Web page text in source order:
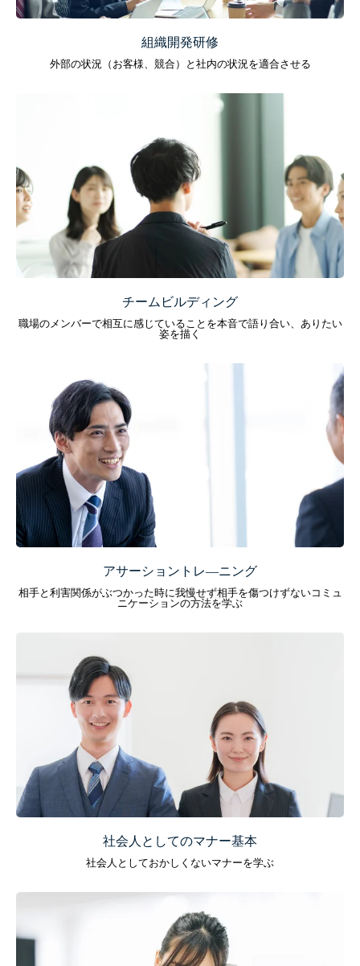
組織開発研修
外部の状況（お客様、競合）と社内の状況を適合させる
チームビルディング
職場のメンバーで相互に感じていることを本音で語り合い、ありたい
姿を描く
アサーショントレ―ニング
相手と利害関係がぶつかった時に我慢せず相手を傷つけずないコミュ
ニケーションの方法を学ぶ
社会人としてのマナー基本
社会人としておかしくないマナーを学ぶ